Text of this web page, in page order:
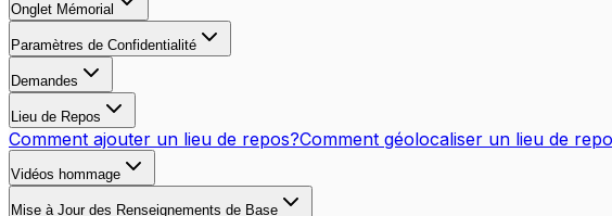
Onglet Mémorial
Paramètres de Confidentialité
Demandes
Lieu de Repos
Comment ajouter un lieu de repos?Comment géolocaliser un lieu de
Vidéos hommage
Mise à Jour des Renseignements de Base